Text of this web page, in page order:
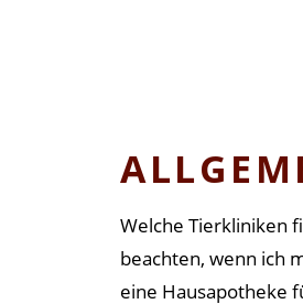
Welche Tierkliniken
beachten, wenn ich
eine Hausapotheke